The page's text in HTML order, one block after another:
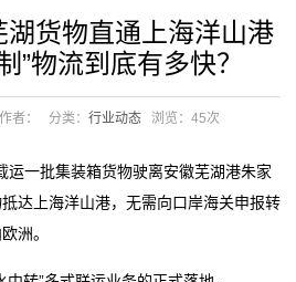
空物流高质量发展新蓝图
理人”，年货消费呈现新趋势
理人”，年货消费呈现新趋势
海东：打造物流“金专业” 融入服务全
案量产，轻舟智航公布L4无人物流战
货物直通上海洋山港出海，“一单制”
空物流高质量发展新蓝图
理人”，年货消费呈现新趋势
乡村新年“精气神”
海东：打造物流“金专业” 融入服务全
货物直通上海洋山港
”物流到底有多快？
作者： 分类： 行业动态 浏览： 45次
运一批集装箱货物驶离安徽芜湖港朱家
达上海洋山港，无需向口岸海关申报转
洲。